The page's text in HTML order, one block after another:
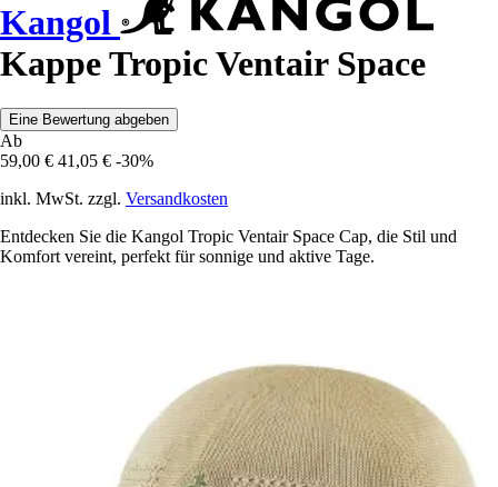
Kangol
Kappe Tropic Ventair Space
Eine Bewertung abgeben
Ab
59,00 € 41,05 € -30%
inkl. MwSt. zzgl. Versandkosten
Entdecken Sie die Kangol Tropic Ventair Space Cap, die Stil und
Komfort vereint, perfekt für sonnige und aktive Tage.